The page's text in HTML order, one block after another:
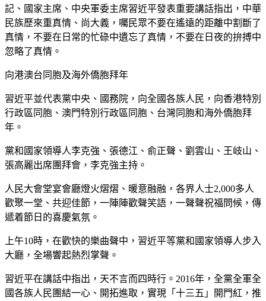
記、國家主席、中央軍委主席習近平發表重要講話指出，中華
民族歷來重真情、尚大義，囑民眾不要在遙遠的距離中割斷了
真情，不要在日常的忙碌中遺忘了真情，不要在日夜的拚搏中
忽略了真情。
向港澳台同胞及海外僑胞拜年
習近平並代表黨中央、國務院，向全國各族人民，向香港特別
行政區同胞、澳門特別行政區同胞、台灣同胞和海外僑胞拜
年。
黨和國家領導人李克強、張德江、俞正聲、劉雲山、王岐山、
張高麗出席團拜會，李克強主持。
人民大會堂宴會廳燈火熠熠、暖意融融，各界人士2,000多人
歡聚一堂、共迎佳節，一陣陣歡聲笑語，一聲聲祝福問候，傳
遞着節日的喜慶氣氛。
上午10時，在歡快的樂曲聲中，習近平等黨和國家領導人步入
大廳，全場響起熱烈掌聲。
習近平在講話中指出，天不言而四時行。2016年，全黨全軍全
國各族人民團結一心、開拓進取，實現「十三五」開門紅，推